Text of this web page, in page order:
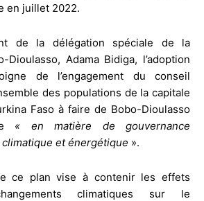
en juillet 2022.
de la délégation spéciale de la
Dioulasso, Adama Bidiga, l’adoption
de l’engagement du conseil
des populations de la capitale
Faso à faire de Bobo-Dioulasso
« en matière de gouvernance
et énergétique ».
ce plan vise à contenir les effets
climatiques sur le